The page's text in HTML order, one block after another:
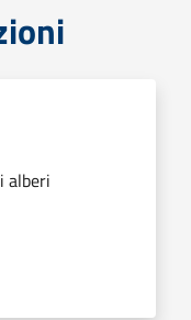
alberi